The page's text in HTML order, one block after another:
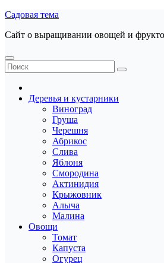
Перейти
содержанию
Садовая тема
Сайт о выращивании овощей и
Деревья и кустарники
Виноград
Груша
Черешня
Абрикос
Слива
Яблоня
Смородина
Актинидия
Крыжовник
Алыча
Малина
Овощи
Томат
Капуста
Огурец